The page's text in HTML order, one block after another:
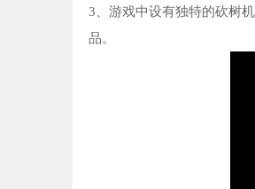
3、游戏中设有独特的砍树
品。